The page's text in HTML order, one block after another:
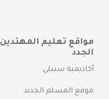
مواقع تعليم المهتدين
الجدد
أكاديمية سبيلي
موقع المسلم الجديد